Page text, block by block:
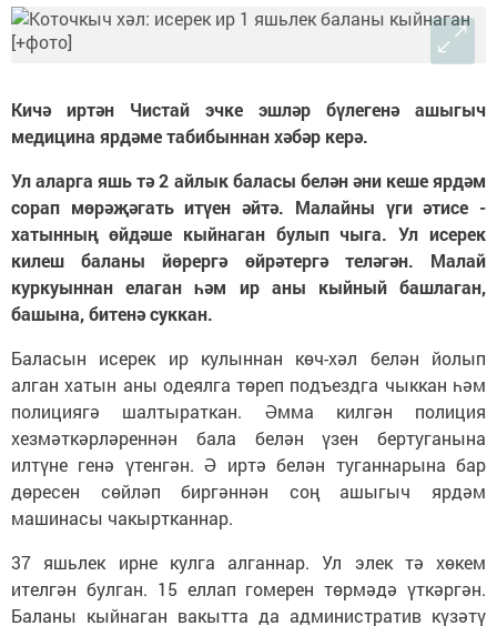
Кичә иртән Чистай эчке эшләр бүлегенә ашыгыч
медицина ярдәме табибыннан хәбәр керә.
Ул аларга яшь тә 2 айлык баласы белән әни кеше ярдәм
сорап мөрәҗәгать итүен әйтә. Малайны үги әтисе -
хатынның өйдәше кыйнаган булып чыга. Ул исерек
килеш баланы йөрергә өйрәтергә теләгән. Малай
куркуыннан елаган һәм ир аны кыйный башлаган,
башына, битенә суккан.
Баласын исерек ир кулыннан көч-хәл белән йолып
алган хатын аны одеялга төреп подъездга чыккан һәм
полициягә шалтыраткан. Әмма килгән полиция
хезмәткәрләреннән бала белән үзен бертуганына
илтүне генә үтенгән. Ә иртә белән туганнарына бар
дөресен сөйләп биргәннән соң ашыгыч ярдәм
машинасы чакыртканнар.
37 яшьлек ирне кулга алганнар. Ул элек тә хөкем
ителгән булган. 15 еллап гомерен төрмәдә үткәргән.
Баланы кыйнаган вакытта да административ күзәтү